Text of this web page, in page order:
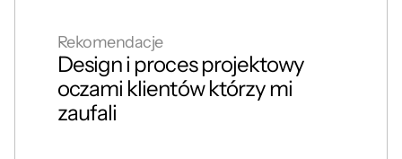
Rekomendacje
Design i proces projektowy
oczami klientów którzy mi
zaufali